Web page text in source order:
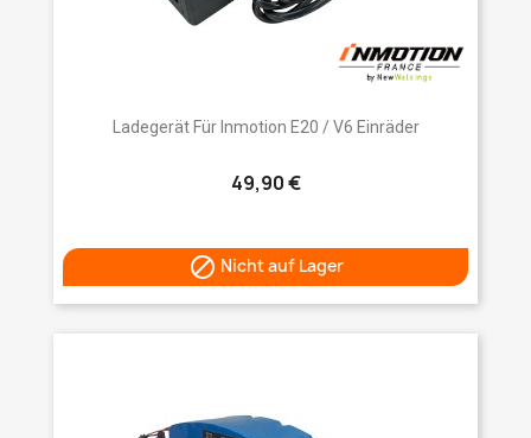
Ladegerät Für Inmotion E20 / V6 Einräder
49,90 €
 Nicht auf Lager